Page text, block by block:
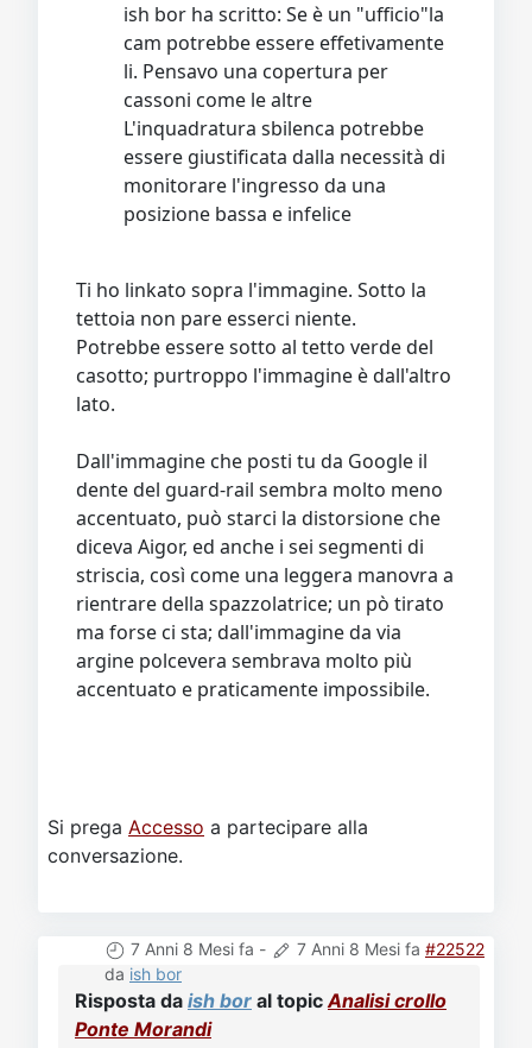
ish bor ha scritto: Se è un "ufficio"la
cam potrebbe essere effetivamente
li. Pensavo una copertura per
cassoni come le altre
L'inquadratura sbilenca potrebbe
essere giustificata dalla necessità di
monitorare l'ingresso da una
posizione bassa e infelice
Ti ho linkato sopra l'immagine. Sotto la
tettoia non pare esserci niente.
Potrebbe essere sotto al tetto verde del
casotto; purtroppo l'immagine è dall'altro
lato.
Dall'immagine che posti tu da Google il
dente del guard-rail sembra molto meno
accentuato, può starci la distorsione che
diceva Aigor, ed anche i sei segmenti di
striscia, così come una leggera manovra a
rientrare della spazzolatrice; un pò tirato
ma forse ci sta; dall'immagine da via
argine polcevera sembrava molto più
accentuato e praticamente impossibile.
Si prega Accesso a partecipare alla
conversazione.
7 Anni 8 Mesi fa - 7 Anni 8 Mesi fa #22522
da ish bor
Risposta da ish bor al topicAnalisi crollo
Ponte Morandi